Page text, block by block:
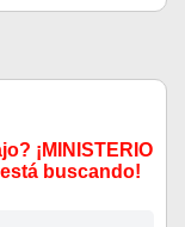
¡MINISTERIO
está buscando!